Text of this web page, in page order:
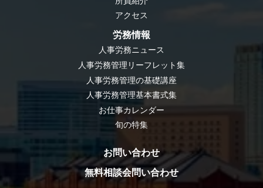
アクセス
労務情報
人事労務ニュース
人事労務管理リーフレット集
人事労務管理の基礎講座
人事労務管理基本書式集
お仕事カレンダー
旬の特集
お問い合わせ
無料相談会問い合わせ